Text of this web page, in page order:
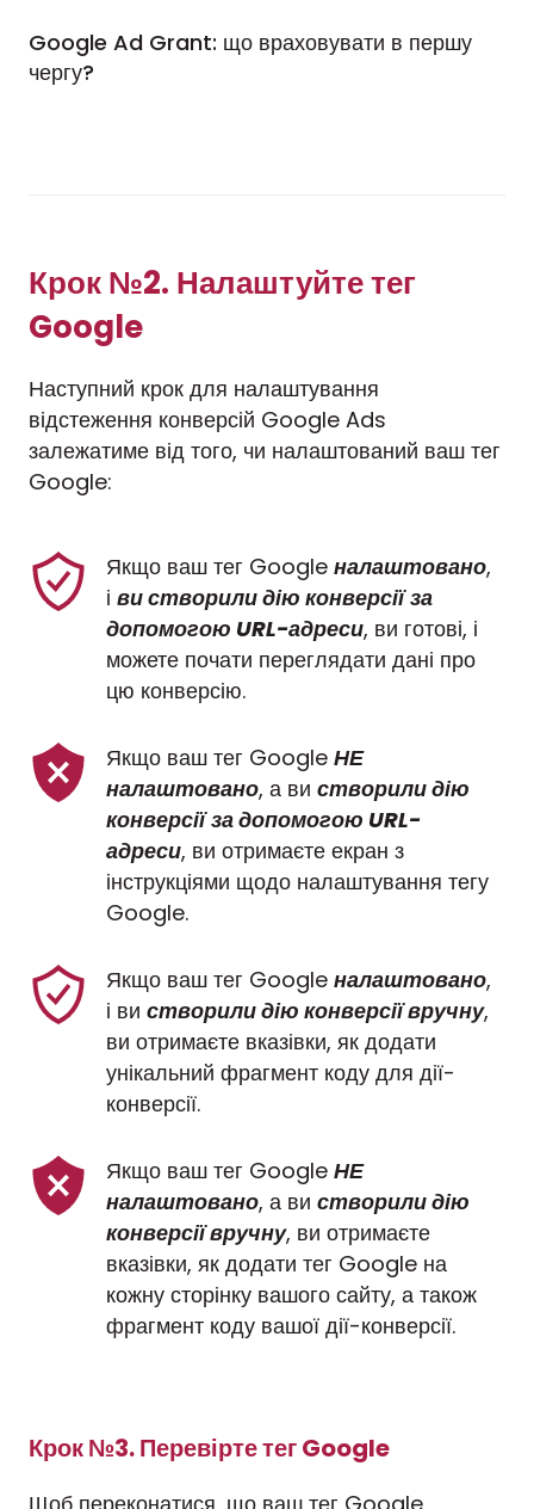
Google Ad Grant: що враховувати в першу
чергу?
Крок №2. Налаштуйте тег
Google
Наступний крок для налаштування
відстеження конверсій Google Ads
залежатиме від того, чи налаштований ваш тег
Google:
Якщо ваш тег Google налаштовано,
і ви створили дію конверсії за
допомогою URL-адреси, ви готові, і
можете почати переглядати дані про
цю конверсію.
Якщо ваш тег Google НЕ
налаштовано, а ви створили дію
конверсії за допомогою URL-
адреси, ви отримаєте екран з
інструкціями щодо налаштування тегу
Google.
Якщо ваш тег Google налаштовано,
і ви створили дію конверсії вручну,
ви отримаєте вказівки, як додати
унікальний фрагмент коду для дії-
конверсії.
Якщо ваш тег Google НЕ
налаштовано, а ви створили дію
конверсії вручну, ви отримаєте
вказівки, як додати тег Google на
кожну сторінку вашого сайту, а також
фрагмент коду вашої дії-конверсії.
Крок №3. Перевірте тег Google